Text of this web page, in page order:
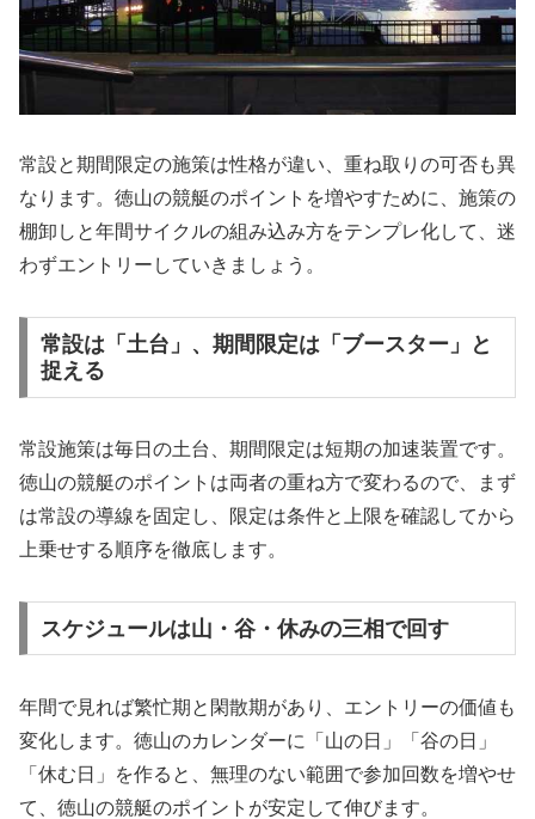
常設と期間限定の施策は性格が違い、重ね取りの可否も異
なります。徳山の競艇のポイントを増やすために、施策の
棚卸しと年間サイクルの組み込み方をテンプレ化して、迷
わずエントリーしていきましょう。
常設は「土台」、期間限定は「ブースター」と
捉える
常設施策は毎日の土台、期間限定は短期の加速装置です。
徳山の競艇のポイントは両者の重ね方で変わるので、まず
は常設の導線を固定し、限定は条件と上限を確認してから
上乗せする順序を徹底します。
スケジュールは山・谷・休みの三相で回す
年間で見れば繁忙期と閑散期があり、エントリーの価値も
変化します。徳山のカレンダーに「山の日」「谷の日」
「休む日」を作ると、無理のない範囲で参加回数を増やせ
て、徳山の競艇のポイントが安定して伸びます。